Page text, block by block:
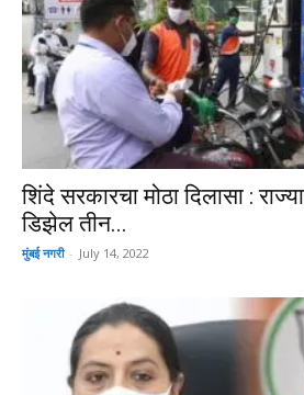
शिंदे सरकारचा मोठा दिलासा :
डिझेल तीन...
मुंबई नगरी - July 14, 2022